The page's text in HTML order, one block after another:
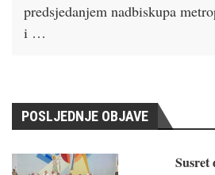
predsjedanjem nadbiskupa
i …
POSLJEDNJE OBJAVE
Susret